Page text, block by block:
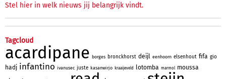
Stel hier in welk nieuws jij belangrijk vindt.
Tagcloud
acardipane borges bronckhorst deijl eenhoorn elsenhout fifa gio
hadj infantino ivanusec juste kasanwirjo kraaijeveld lotomba marmol
moussa